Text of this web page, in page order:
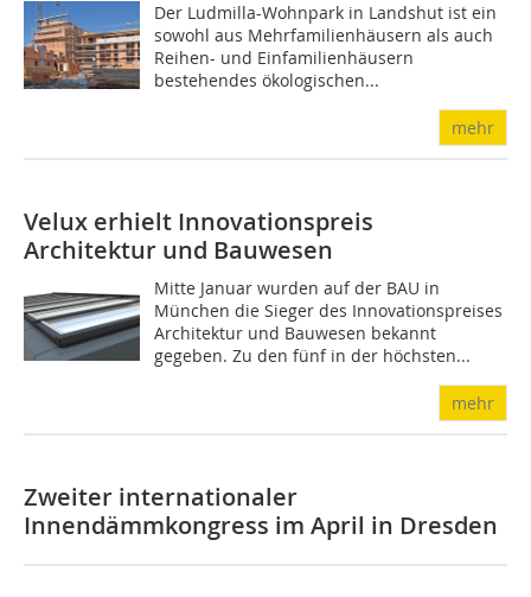
Der Ludmilla-Wohnpark in Landshut ist ein
sowohl aus Mehrfamilienhäusern als auch
Reihen- und Einfamilienhäusern
bestehendes ökologischen...
mehr
Velux erhielt Innovationspreis
Architektur und Bauwesen
Mitte Januar wurden auf der BAU in
München die Sieger des Innovationspreises
Architektur und Bauwesen bekannt
gegeben. Zu den fünf in der höchsten...
mehr
Zweiter internationaler
Innendämmkongress im April in Dresden